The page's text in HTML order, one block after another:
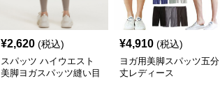
¥2,620 (税込)
スパッツ ハイウエスト
美脚ヨガスパッツ縫い目
¥4,910 (税込)
ヨガ用美脚スパッツ五分
丈レディース